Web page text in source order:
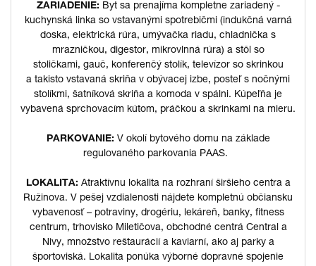
ZARIADENIE: Byt sa prenajíma kompletne zariadený -
kuchynská linka so vstavanými spotrebičmi (indukčná varná
doska, elektrická rúra, umývačka riadu, chladnička s
mrazničkou, digestor, mikrovlnná rúra) a stôl so
stoličkami, gauč, konferenčý stolík, televízor so skrinkou
a takisto vstavaná skriňa v obývacej izbe, posteľ s nočnými
stolíkmi, šatníková skriňa a komoda v spálni. Kúpeľňa je
vybavená sprchovacím kútom, práčkou a skrinkami na mieru.
PARKOVANIE: V okolí bytového domu na základe
regulovaného parkovania PAAS.
LOKALITA: Atraktívnu lokalita na rozhraní širšieho centra a
Ružinova. V pešej vzdialenosti nájdete kompletnú občiansku
vybavenosť – potraviny, drogériu, lekáreň, banky, fitness
centrum, trhovisko Miletičova, obchodné centrá Central a
Nivy, množstvo reštaurácií a kaviarní, ako aj parky a
športoviská. Lokalita ponúka výborné dopravné spojenie